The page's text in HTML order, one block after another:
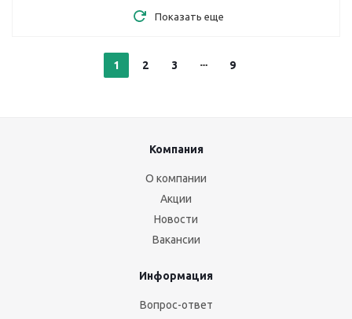
Показать еще
1 2 3 9
Компания
О компании
Акции
Новости
Вакансии
Информация
Вопрос-ответ